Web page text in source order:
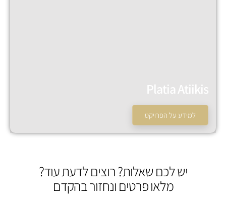
Platia Atiikis
למידע על הפרויקט
יש לכם שאלות? רוצים לדעת עוד?
מלאו פרטים ונחזור בהקדם